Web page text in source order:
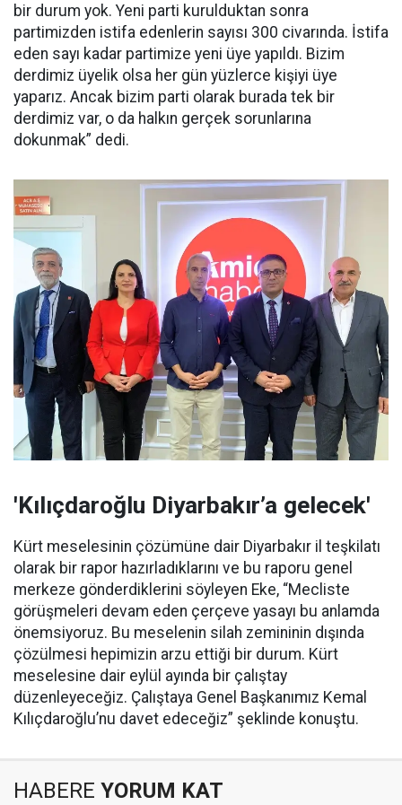
bir durum yok. Yeni parti kurulduktan sonra
partimizden istifa edenlerin sayısı 300 civarında. İstifa
eden sayı kadar partimize yeni üye yapıldı. Bizim
derdimiz üyelik olsa her gün yüzlerce kişiyi üye
yaparız. Ancak bizim parti olarak burada tek bir
derdimiz var, o da halkın gerçek sorunlarına
dokunmak” dedi.
'Kılıçdaroğlu Diyarbakır’a gelecek'
Kürt meselesinin çözümüne dair Diyarbakır il teşkilatı
olarak bir rapor hazırladıklarını ve bu raporu genel
merkeze gönderdiklerini söyleyen Eke, “Mecliste
görüşmeleri devam eden çerçeve yasayı bu anlamda
önemsiyoruz. Bu meselenin silah zemininin dışında
çözülmesi hepimizin arzu ettiği bir durum. Kürt
meselesine dair eylül ayında bir çalıştay
düzenleyeceğiz. Çalıştaya Genel Başkanımız Kemal
Kılıçdaroğlu’nu davet edeceğiz” şeklinde konuştu.
HABERE YORUM KAT